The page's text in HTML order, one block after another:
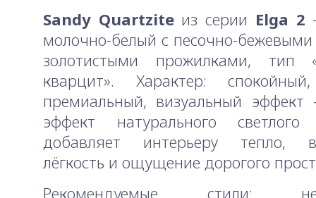
Sandy Quartziteиз серии Elga 2
молочно-белый с песочно-
золотистыми прожилками, тип
кварцит». Характер:
премиальный, визуальный эффект
эффект натурального светлого
добавляет интерьеру тепло,
лёгкость и ощущение дорогого
Рекомендуемые стили: